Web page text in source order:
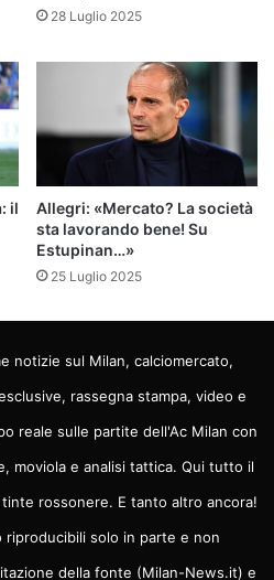
28 Luglio 2025
il
Allegri: «Mercato? La società
sta lavorando bene! Su
Estupinan…»
25 Luglio 2025
notizie sul Milan, calciomercato,
rassegna stampa, video e
reale sulle partite dell'Ac Milan con
moviola e analisi tattica. Qui tutto il
rossonere. E tanto altro ancora!
solo in parte e non
della fonte (Milan-News.it) e